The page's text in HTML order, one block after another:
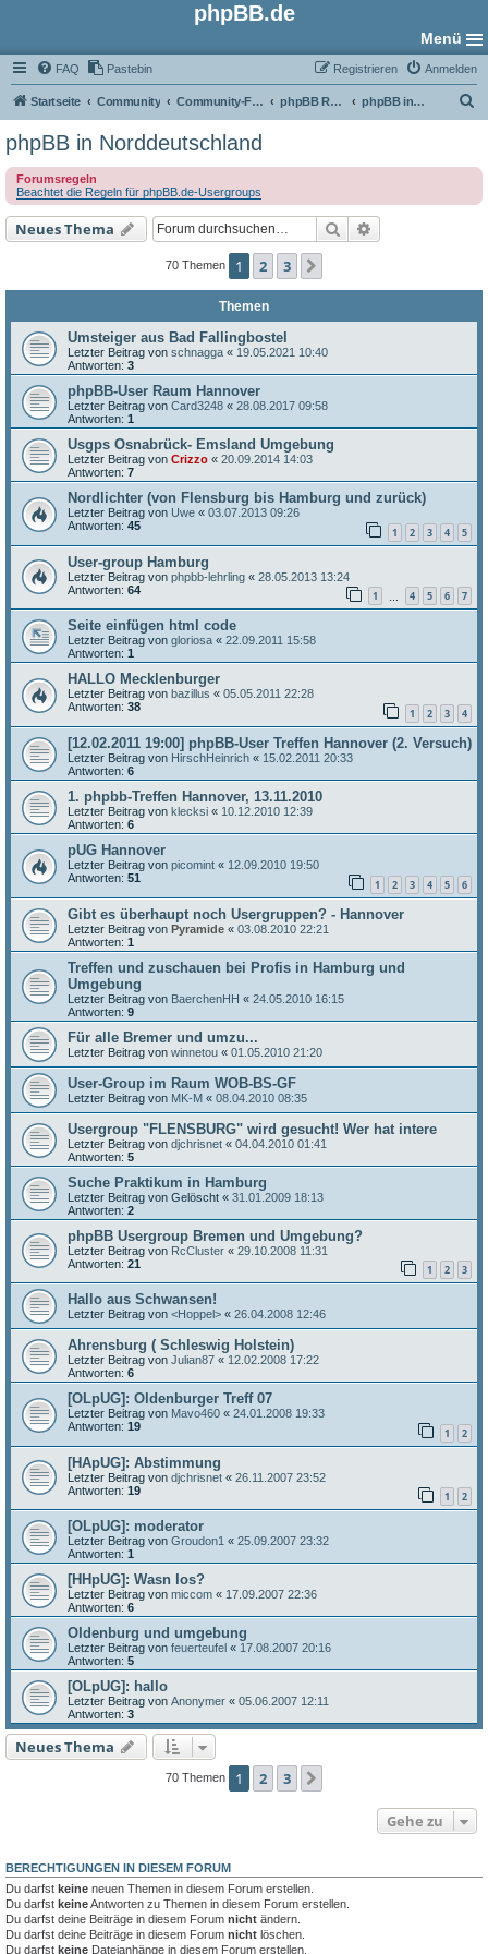
phpBB.de
Menü
FAQ Pastebin Anmelden
Registrieren
Startseite Community Community-Foren phpBB Regional phpBB in Norddeutschland
e
phpBB in Norddeutschland
Forumsregeln
Beachtet die Regeln für phpBB.de-Usergroups
Neues Thema Suche
70 Themen 1 2 3
Themen
Umsteiger aus Bad Fallingbostel
Letzter Beitrag von schnagga « 19.05.2021 10:40
Antworten: 3
phpBB-User Raum Hannover
Letzter Beitrag von Card3248 « 28.08.2017 09:58
Antworten: 1
Usgps Osnabrück- Emsland Umgebung
Letzter Beitrag von Crizzo « 20.09.2014 14:03
Antworten: 7
Nordlichter (von Flensburg bis Hamburg und zurück)
Letzter Beitrag von Uwe « 03.07.2013 09:26
Antworten: 45 1 2 3 4 5
User-group Hamburg
Letzter Beitrag von phpbb-lehrling « 28.05.2013 13:24
Antworten: 64 1 4 5 6 7
Seite einfügen html code
Letzter Beitrag von gloriosa « 22.09.2011 15:58
Antworten: 1
HALLO Mecklenburger
Letzter Beitrag von bazillus « 05.05.2011 22:28
Antworten: 38 1 2 3 4
[12.02.2011 19:00] phpBB-User Treffen Hannover (2. Versuch)
Letzter Beitrag von HirschHeinrich « 15.02.2011 20:33
Antworten: 6
1. phpbb-Treffen Hannover, 13.11.2010
Letzter Beitrag von klecksi « 10.12.2010 12:39
Antworten: 6
pUG Hannover
Letzter Beitrag von picomint « 12.09.2010 19:50
Antworten: 51 1 2 3 4 5 6
Gibt es überhaupt noch Usergruppen? - Hannover
Letzter Beitrag von Pyramide « 03.08.2010 22:21
Antworten: 1
Treffen und zuschauen bei Profis in Hamburg und
Umgebung
Letzter Beitrag von BaerchenHH « 24.05.2010 16:15
Antworten: 9
Für alle Bremer und umzu...
Letzter Beitrag von winnetou « 01.05.2010 21:20
User-Group im Raum WOB-BS-GF
Letzter Beitrag von MK-M « 08.04.2010 08:35
Usergroup "FLENSBURG" wird gesucht! Wer hat intere
Letzter Beitrag von djchrisnet « 04.04.2010 01:41
Antworten: 5
Suche Praktikum in Hamburg
Letzter Beitrag von Gelöscht « 31.01.2009 18:13
Antworten: 2
phpBB Usergroup Bremen und Umgebung?
Letzter Beitrag von RcCluster « 29.10.2008 11:31
Antworten: 21 1 2 3
Hallo aus Schwansen!
Letzter Beitrag von <Hoppel> « 26.04.2008 12:46
Ahrensburg ( Schleswig Holstein)
Letzter Beitrag von Julian87 « 12.02.2008 17:22
Antworten: 6
[OLpUG]: Oldenburger Treff 07
Letzter Beitrag von Mavo460 « 24.01.2008 19:33
Antworten: 19 1 2
[HApUG]: Abstimmung
Letzter Beitrag von djchrisnet « 26.11.2007 23:52
Antworten: 19 1 2
[OLpUG]: moderator
Letzter Beitrag von Groudon1 « 25.09.2007 23:32
Antworten: 1
[HHpUG]: Wasn los?
Letzter Beitrag von miccom « 17.09.2007 22:36
Antworten: 6
Oldenburg und umgebung
Letzter Beitrag von feuerteufel « 17.08.2007 20:16
Antworten: 5
[OLpUG]: hallo
Letzter Beitrag von Anonymer « 05.06.2007 12:11
Antworten: 3
Neues Thema
70 Themen 1 2 3
Gehe zu
BERECHTIGUNGEN IN DIESEM FORUM
Du darfst keine neuen Themen in diesem Forum erstellen.
Du darfst keineAntworten zu Themen in diesem Forum erstellen.
Du darfst deine Beiträge in diesem Forum nicht ändern.
Du darfst deine Beiträge in diesem Forum nicht löschen.
Du darfst keine Dateianhänge in diesem Forum erstellen.